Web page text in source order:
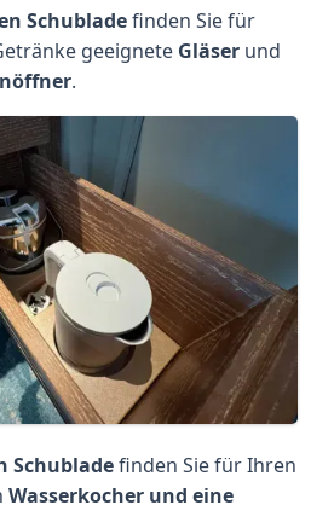
Schubladefinden Sie für
geeignete Gläserund
.
Schubladefinden Sie für Ihren
Wasserkocher und eine